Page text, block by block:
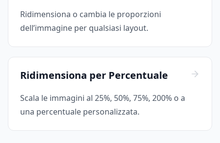
Ridimensiona o cambia le proporzioni
dell’immagine per qualsiasi layout.
Ridimensiona per Percentuale
Scala le immagini al 25%, 50%, 75%, 200% o a
una percentuale personalizzata.